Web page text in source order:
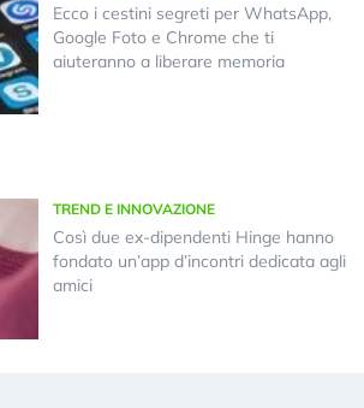
Ecco i cestini segreti per WhatsApp,
Google Foto e Chrome che ti
aiuteranno a liberare memoria
TREND E INNOVAZIONE
Così due ex-dipendenti Hinge hanno
fondato un’app d’incontri dedicata agli
amici